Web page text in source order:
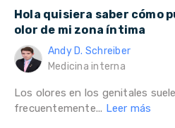
Hola quisiera saber cómo
olor de mi zona íntima
Andy D. Schreiber
Medicina interna
Los olores en los genitales
frecuentemente... Leer más